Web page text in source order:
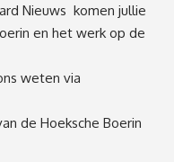
Nieuws komen jullie
en het werk op de
weten via
de Hoeksche Boerin